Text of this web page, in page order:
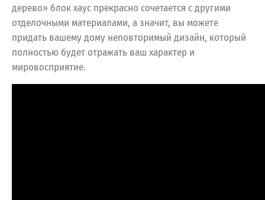
дерево» блок хаус прекрасно сочетается с другими
отделочными материалами, а значит, вы можете
придать вашему дому неповторимый дизайн, который
полностью будет отражать ваш характер и
мировосприятие.